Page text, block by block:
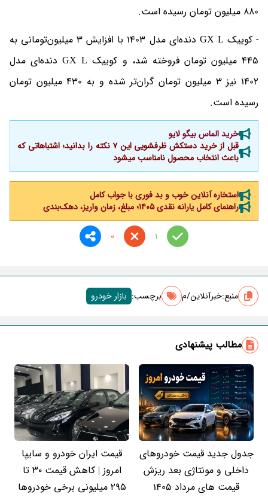
880 میلیون تومان رسیده است.
- کوییک GX L دنده‌ای مدل 1403 با افزایش 3 میلیون‌تومانی به
445 میلیون تومان فروخته شد، و کوییک GX L دنده‌ای مدل
1402 نیز 3 میلیون تومان گران‌تر شده و به 430 میلیون تومان
رسیده است.
خرید الماس بیگو لایو
قبل از خرید دستکش ظرفشویی این ۷ نکته را بدانید؛ اشتباهاتی که
باعث انتخاب محصول نامناسب میشود
استخاره آنلاین خوب و بد فوری با جواب کامل
راهنمای کامل یارانه نقدی ۱۴۰۵؛ مبلغ، زمان واریز، دهک‌بندی
1
0
منبع:خبرآنلاین/م برچسب‌: بازار خودرو
مطالب پیشنهادی
جدول جدید قیمت خودروهای
داخلی و مونتاژی بعد ریزش
قیمت های مرداد 1405
قیمت ایران خودرو و سایپا
امروز | کاهش قیمت ۳۰ تا
۲۹۵ میلیونی برخی خودروها